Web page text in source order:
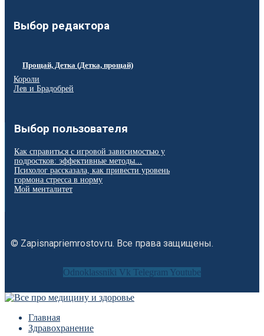
Выбор редактора
Прощай, Детка (Детка, прощай)
Короли
Лев и Брадобрей
Выбор пользователя
Как справиться с игровой зависимостью у
подростков: эффективные методы...
Психолог рассказала, как привести уровень
гормона стресса в норму
Мой менталитет
© Zapisnapriemrostov.ru. Все права защищены.
Odnoklassniki Vk Telegram Youtube
Главная
Здравохранение